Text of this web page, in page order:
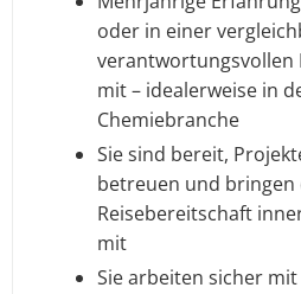
oder in einer
verantwortungsvollen
mit – idealerweise in
Chemiebranche
Sie sind bereit,
betreuen und
Reisebereitschaft
mit
Sie arbeiten sicher